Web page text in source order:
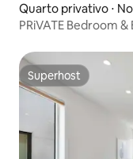
Quarto privativo ⋅
PRiVATE Bedroom
Superhost
Superhost